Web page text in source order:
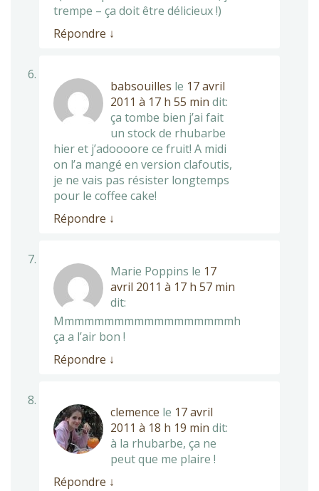
trempe – ça doit être délicieux !)
Répondre ↓
babsouilles le 17 avril
2011 à 17 h 55 min dit:
ça tombe bien j’ai fait
un stock de rhubarbe
hier et j’adoooore ce fruit! A midi
on l’a mangé en version clafoutis,
je ne vais pas résister longtemps
pour le coffee cake!
Répondre ↓
Marie Poppins le 17
avril 2011 à 17 h 57 min
dit:
Mmmmmmmmmmmmmmmmmmh
ça a l’air bon !
Répondre ↓
clemence le 17 avril
2011 à 18 h 19 min dit:
à la rhubarbe, ça ne
peut que me plaire !
Répondre ↓